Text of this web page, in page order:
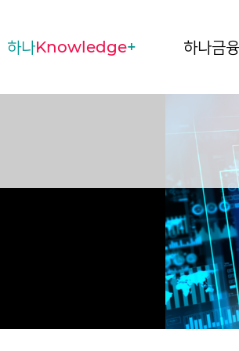
하나Knowledge+ 하나금